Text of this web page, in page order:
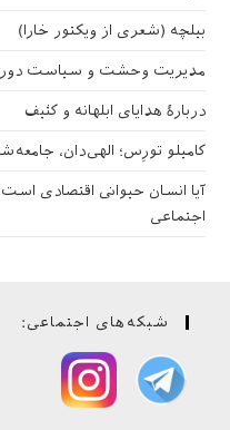
بیلچه (شعری از ویکتور خارا)
مدیریت وحشت و سیاست دوره
دربارهٔ هدایای ابلهانه و کثیف
کامیلو تورِس؛ الهی‌دان،
آیا انسان حیوانی اقتصادی
اجتماعی
شبکه‌های اجتماعی: